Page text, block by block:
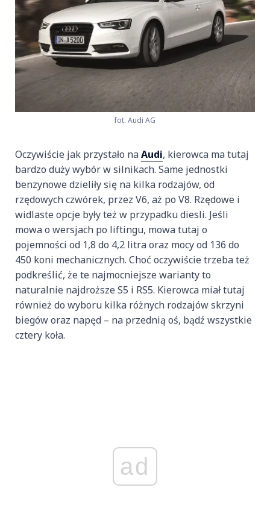
fot. Audi AG
Oczywiście jak przystało naAudi, kierowca ma tutaj
bardzo duży wybór w silnikach. Same jednostki
benzynowe dzieliły się na kilka rodzajów, od
rzędowych czwórek, przez V6, aż po V8. Rzędowe i
widlaste opcje były też w przypadku diesli. Jeśli
mowa o wersjach po liftingu, mowa tutaj o
pojemności od 1,8 do 4,2 litra oraz mocy od 136 do
450 koni mechanicznych. Choć oczywiście trzeba też
podkreślić, że te najmocniejsze warianty to
naturalnie najdroższe S5 i RS5. Kierowca miał tutaj
również do wyboru kilka różnych rodzajów skrzyni
biegów oraz napęd – na przednią oś, bądź wszystkie
cztery koła.
ad